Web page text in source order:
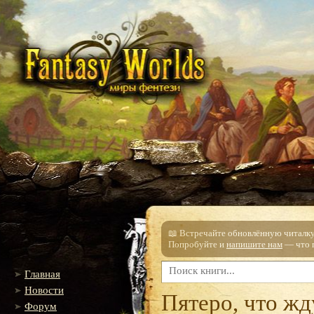
Главная
Новости
Форум
📖 Встречайте обновлённую
Попробуйте и напишите нам — что
Пятеро, что